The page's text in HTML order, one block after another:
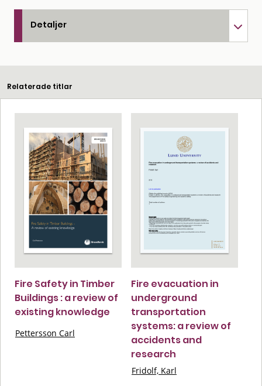
Detaljer
Relaterade titlar
Fire Safety in Timber
Buildings : a review of
existing knowledge
Pettersson Carl
Fire evacuation in
underground
transportation
systems: a review of
accidents and
research
Fridolf, Karl